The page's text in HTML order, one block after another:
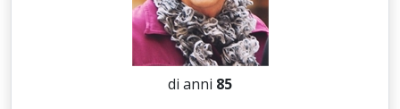
di anni 85